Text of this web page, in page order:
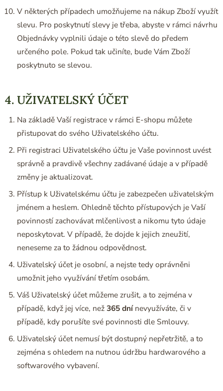
V některých případech umožňujeme na nákup Zboží využít
slevu. Pro poskytnutí slevy je třeba, abyste v rámci návrhu
Objednávky vyplnili údaje o této slevě do předem
určeného pole. Pokud tak učiníte, bude Vám Zboží
poskytnuto se slevou.
4. UŽIVATELSKÝ ÚČET
Na základě Vaší registrace v rámci E-shopu můžete
přistupovat do svého Uživatelského účtu.
Při registraci Uživatelského účtu je Vaše povinnost uvést
správně a pravdivě všechny zadávané údaje a v případě
změny je aktualizovat.
Přístup k Uživatelskému účtu je zabezpečen uživatelským
jménem a heslem. Ohledně těchto přístupových je Vaší
povinností zachovávat mlčenlivost a nikomu tyto údaje
neposkytovat. V případě, že dojde k jejich zneužití,
neneseme za to žádnou odpovědnost.
Uživatelský účet je osobní, a nejste tedy oprávněni
umožnit jeho využívání třetím osobám.
Váš Uživatelský účet můžeme zrušit, a to zejména v
případě, když jej více, než365 dnínevyužíváte, či v
případě, kdy porušíte své povinnosti dle Smlouvy.
Uživatelský účet nemusí být dostupný nepřetržitě, a to
zejména s ohledem na nutnou údržbu hardwarového a
softwarového vybavení.